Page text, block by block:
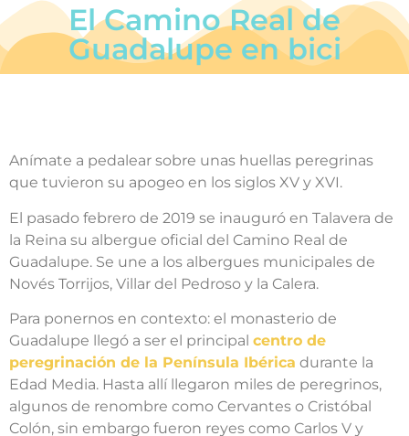
El Camino Real de
Guadalupe en bici
Anímate a pedalear sobre unas huellas peregrinas
que tuvieron su apogeo en los siglos XV y XVI.
El pasado febrero de 2019 se inauguró en Talavera de
la Reina su albergue oficial del Camino Real de
Guadalupe. Se une a los albergues municipales de
Novés Torrijos, Villar del Pedroso y la Calera.
Para ponernos en contexto: el monasterio de
Guadalupe llegó a ser el principal centro de
peregrinación de la Península Ibérica durante la
Edad Media. Hasta allí llegaron miles de peregrinos,
algunos de renombre como Cervantes o Cristóbal
Colón, sin embargo fueron reyes como Carlos V y